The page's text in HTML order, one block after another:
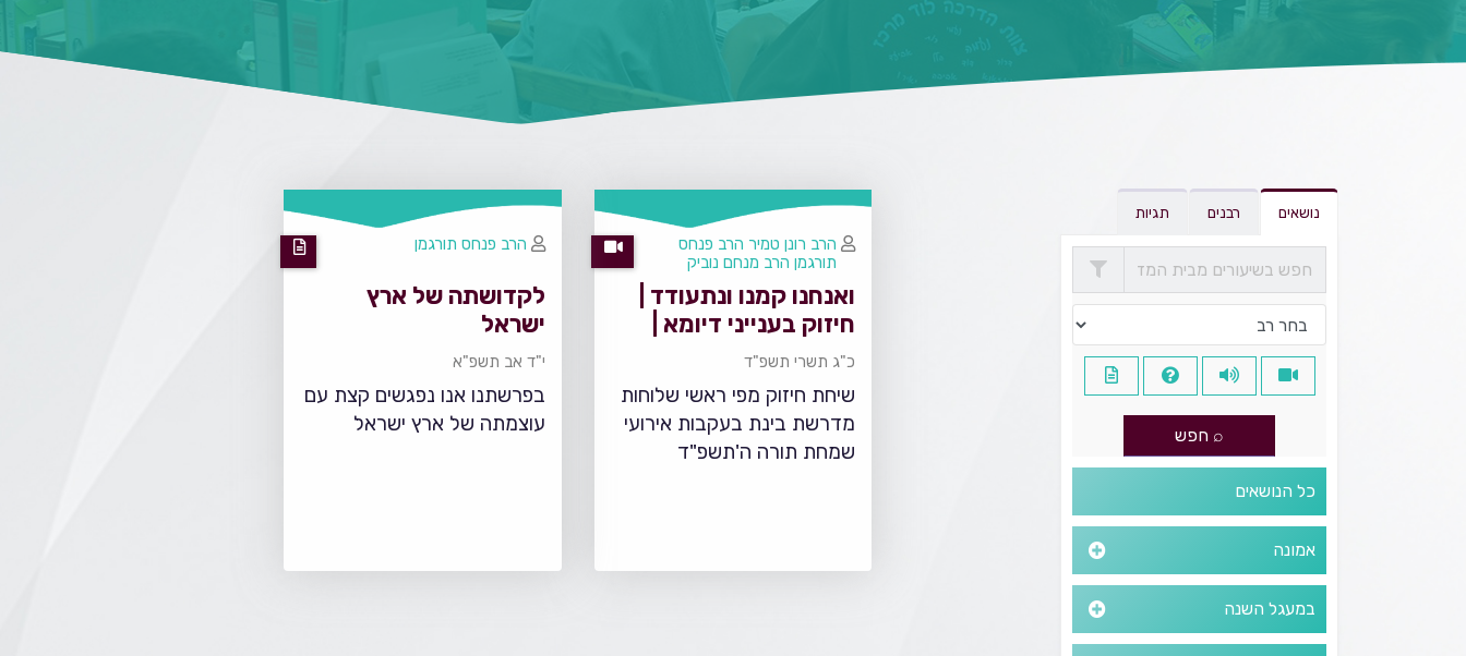
נושאים רבנים תגיות
כל הנושאים
אמונה
במעגל השנה
ואנחנו קמנו ונתעודד |
חיזוק בענייני דיומא |
רבני מדרשת בינת
כ"ג תשרי תשפ"ד
שיחת חיזוק מפי ראשי שלוחות
מדרשת בינת בעקבות אירועי
שמחת תורה ה'תשפ"ד
הרב רונן טמיר הרב פנחס
תורגמן הרב מנחם נוביק
לקדושתה של ארץ
ישראל
י"ד אב תשפ"א
בפרשתנו אנו נפגשים קצת עם
עוצמתה של ארץ ישראל
הרב פנחס תורגמן